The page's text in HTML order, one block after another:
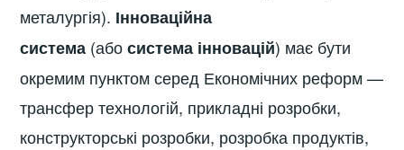
металургія). Інноваційна
система (абосистема інновацій) має бути
окремим пунктом серед Економічних реформ —
трансфер технологій, прикладні розробки,
конструкторські розробки, розробка продуктів,